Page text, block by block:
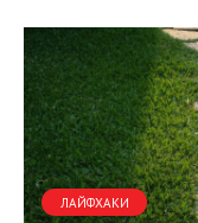
ЛАЙФХАКИ